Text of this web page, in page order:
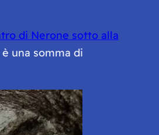
di Nerone sotto alla
una somma di